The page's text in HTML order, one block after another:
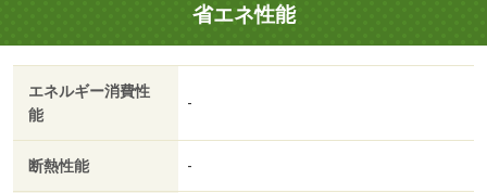
の送迎サービスを行っています。お気軽にお問い合わせく
ださい。・お困りごと、些細なことでも気になることは全
て解消いたしますのでお気軽にご相談ください。／バスト
イレ別／バルコニー／エアコン／ガスコンロ対応／フロー
リング／シャワー付洗面台／ＴＶインターホン／オートロ
／追焚機能浴室／角住戸／温水洗浄便座／エレベーター／
省エネ性能
エネルギー消費性
能
-
断熱性能 -